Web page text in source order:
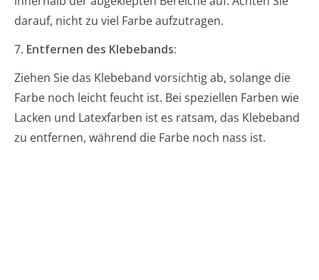
darauf, nicht zu viel Farbe aufzutragen.
7. Entfernen des Klebebands:
Ziehen Sie das Klebeband vorsichtig ab, solange die
Farbe noch leicht feucht ist. Bei speziellen Farben wie
Lacken und Latexfarben ist es ratsam, das Klebeband
zu entfernen, während die Farbe noch nass ist.